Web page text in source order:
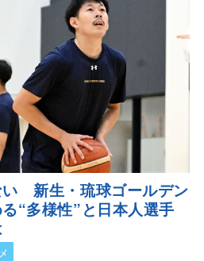
い 新生・琉球ゴールデン
“多様性”と日本人選手